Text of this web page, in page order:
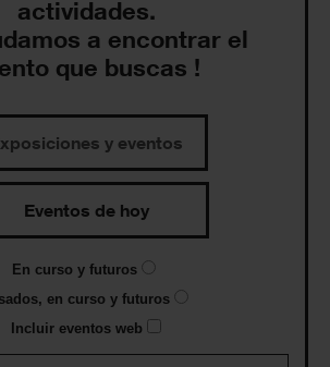
actividades.
a encontrar el
que buscas !
y eventos
Eventos de hoy
En curso y futuros
en curso y futuros
Incluir eventos web